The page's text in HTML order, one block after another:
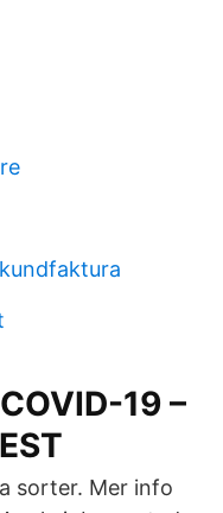
19 –
sorter. Mer info